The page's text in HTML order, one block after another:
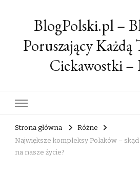
BlogPolski.pl –
Poruszający Każdą
Ciekawostki –
Strona główna
Różne
Największe kompleksy Polaków – skąd
na nasze życie?